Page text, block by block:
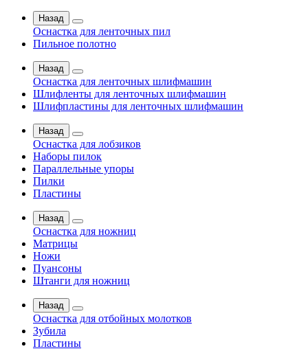
Назад
Оснастка для ленточных пил
Пильное полотно
Назад
Оснастка для ленточных шлифмашин
Шлифленты для ленточных шлифмашин
Шлифпластины для ленточных шлифмашин
Назад
Оснастка для лобзиков
Наборы пилок
Параллельные упоры
Пилки
Пластины
Назад
Оснастка для ножниц
Матрицы
Ножи
Пуансоны
Штанги для ножниц
Назад
Оснастка для отбойных молотков
Зубила
Пластины